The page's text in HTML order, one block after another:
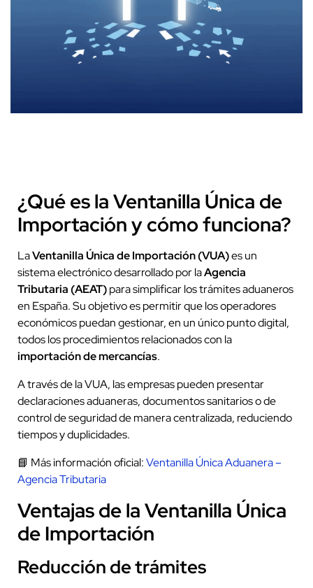
¿Qué es la Ventanilla Única de
Importación y cómo funciona?
LaVentanilla Única de Importación (VUA)es un
sistema electrónico desarrollado por laAgencia
Tributaria (AEAT)para simplificar los trámites aduaneros
en España. Su objetivo es permitir que los operadores
económicos puedan gestionar, en un único punto digital,
todos los procedimientos relacionados con la
importación de mercancías.
A través de la VUA, las empresas pueden presentar
declaraciones aduaneras, documentos sanitarios o de
control de seguridad de manera centralizada, reduciendo
tiempos y duplicidades.
📘 Más información oficial:Ventanilla Única Aduanera –
Agencia Tributaria
Ventajas de la Ventanilla Única
de Importación
Reducción de trámites